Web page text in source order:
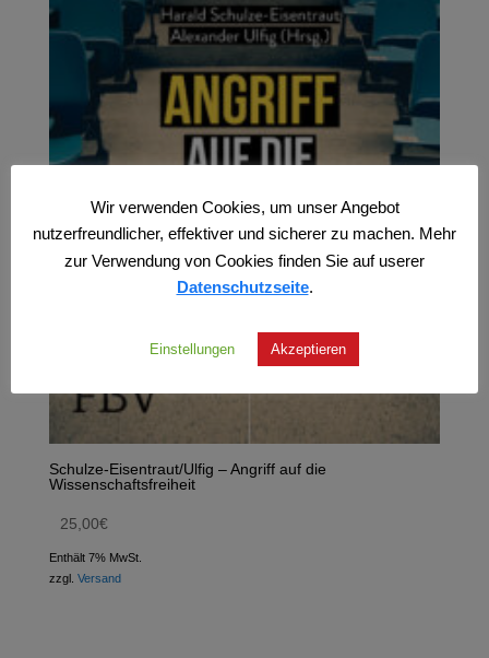
Schulze-Eisentraut/Ulfig – Angriff auf die
Wissenschaftsfreiheit
25,00€
Enthält 7% MwSt.
zzgl. Versand
Wir verwenden Cookies, um unser Angebot
nutzerfreundlicher, effektiver und sicherer zu machen. Mehr
zur Verwendung von Cookies finden Sie auf userer
Datenschutzseite.
Einstellungen Akzeptieren